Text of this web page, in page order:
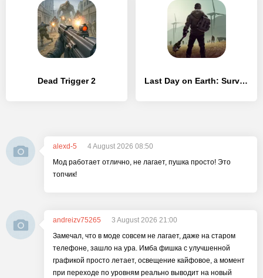
Dead Trigger 2 Last Day on Earth: Survival
alexd-5
4 August 2026 08:50
Мод работает отлично, не лагает, пушка просто! Это
топчик!
andreizv75265
3 August 2026 21:00
Замечал, что в моде совсем не лагает, даже на старом
телефоне, зашло на ура. Имба фишка с улучшенной
графикой просто летает, освещение кайфовое, а момент
при переходе по уровням реально выводит на новый